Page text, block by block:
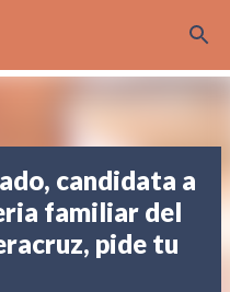
candidata a
familiar del
pide tu